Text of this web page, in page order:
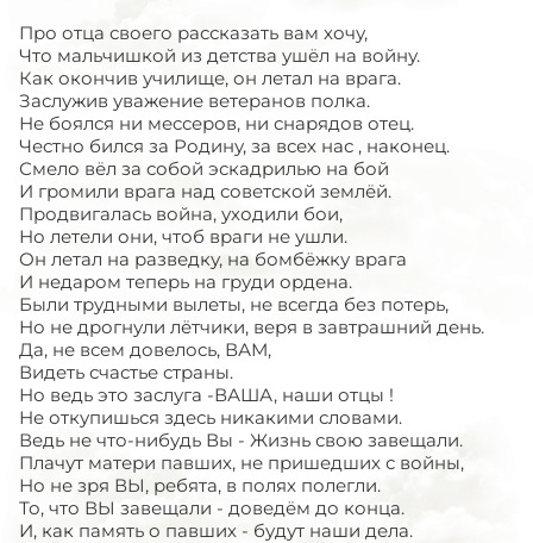
Про отца своего рассказать вам хочу,
Что мальчишкой из детства ушёл на войну.
Как окончив училище, он летал на врага.
Заслужив уважение ветеранов полка.
Не боялся ни мессеров, ни снарядов отец.
Честно бился за Родину, за всех нас , наконец.
Смело вёл за собой эскадрилью на бой
И громили врага над советской землёй.
Продвигалась война, уходили бои,
Но летели они, чтоб враги не ушли.
Он летал на разведку, на бомбёжку врага
И недаром теперь на груди ордена.
Были трудными вылеты, не всегда без потерь,
Но не дрогнули лётчики, веря в завтрашний день.
Да, не всем довелось, ВАМ,
Видеть счастье страны.
Но ведь это заслуга -ВАША, наши отцы !
Не откупишься здесь никакими словами.
Ведь не что-нибудь Вы - Жизнь свою завещали.
Плачут матери павших, не пришедших с войны,
Но не зря ВЫ, ребята, в полях полегли.
То, что ВЫ завещали - доведём до конца.
И, как память о павших - будут наши дела.